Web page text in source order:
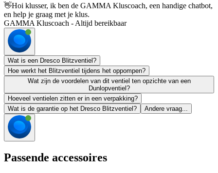
👋Hoi klusser, ik ben de GAMMA Kluscoach, een handige chatbot,
en help je graag met je klus.
GAMMA Kluscoach - Altijd bereikbaar
Wat is een Dresco Blitzventiel?
Hoe werkt het Blitzventiel tijdens het oppompen?
Wat zijn de voordelen van dit ventiel ten opzichte van een
Dunlopventiel?
Hoeveel ventielen zitten er in een verpakking?
Wat is de garantie op het Dresco Blitzventiel?
Andere vraag...
Passende accessoires